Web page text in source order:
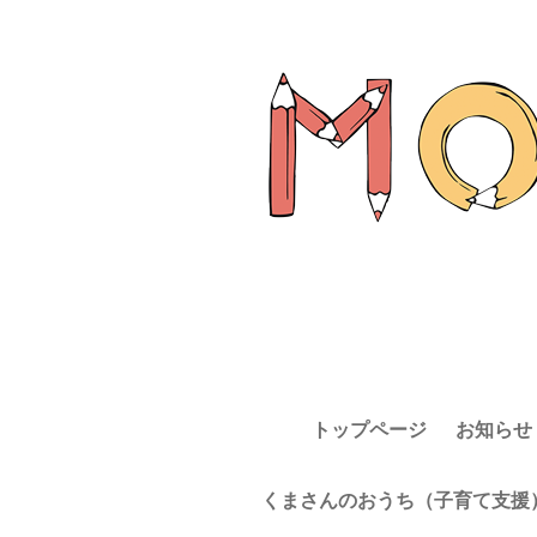
トップページ お知らせ
くまさんのおうち（子育て支援